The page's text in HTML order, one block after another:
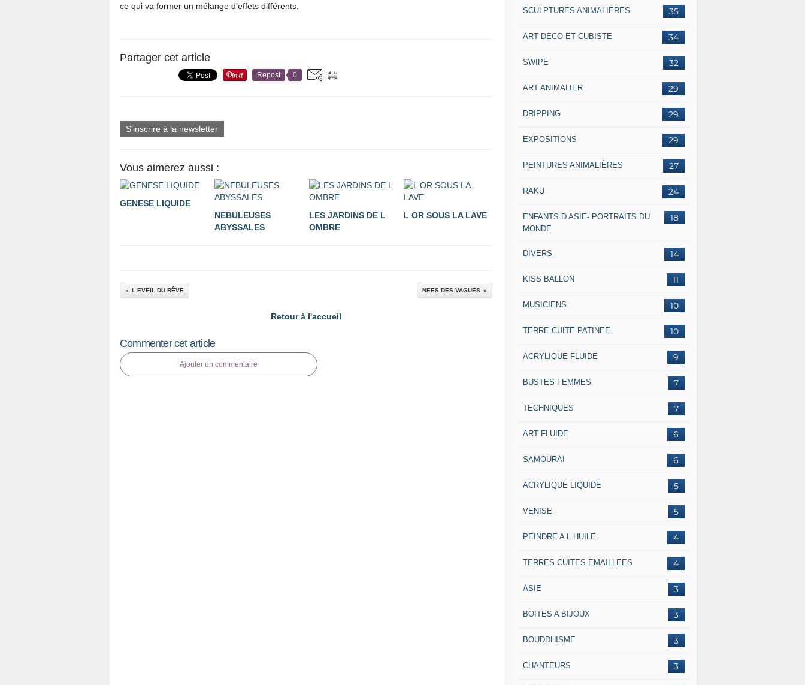
ce qui va former un mélange d’effets différents.
Partager cet article
Repost 0
S'inscrire à la newsletter
Vous aimerez aussi :
GENESE LIQUIDE
NEBULEUSES
ABYSSALES
LES JARDINS DE L
OMBRE
L OR SOUS LA LAVE
L EVEIL DU RÊVE NEES DES VAGUES
Retour à l'accueil
Commenter cet article
Ajouter un commentaire
35
SCULPTURES ANIMALIERES
34
ART DECO ET CUBISTE
32
SWIPE
29
ART ANIMALIER
29
DRIPPING
29
EXPOSITIONS
27
PEINTURES ANIMALIÈRES
24
RAKU
18
ENFANTS D ASIE- PORTRAITS DU
MONDE
14
DIVERS
11
KISS BALLON
10
MUSICIENS
10
TERRE CUITE PATINEE
9
ACRYLIQUE FLUIDE
7
BUSTES FEMMES
7
TECHNIQUES
6
ART FLUIDE
6
SAMOURAI
5
ACRYLIQUE LIQUIDE
5
VENISE
4
PEINDRE A L HUILE
4
TERRES CUITES EMAILLEES
3
ASIE
3
BOITES A BIJOUX
3
BOUDDHISME
3
CHANTEURS